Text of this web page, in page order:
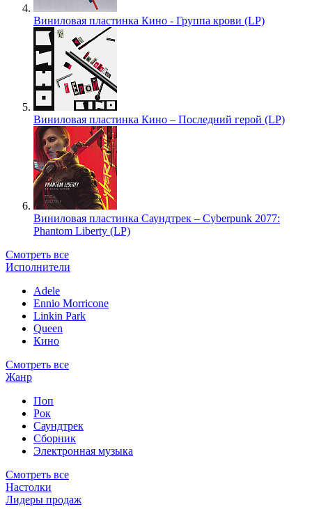
Виниловая пластинка Кино - Группа крови (LP)
Виниловая пластинка Кино – Последний герой (LP)
Виниловая пластинка Саундтрек – Cyberpunk 2077:
Phantom Liberty (LP)
Смотреть все
Исполнители
Adele
Ennio Morricone
Linkin Park
Queen
Кино
Смотреть все
Жанр
Поп
Рок
Саундтрек
Сборник
Электронная музыка
Смотреть все
Настолки
Лидеры продаж